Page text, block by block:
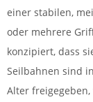
einer stabilen,
oder mehrere
konzipiert, dass
Seilbahnen sind
Alter